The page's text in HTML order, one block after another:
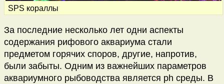
SPS кораллы
За последние несколько лет одни аспекты
содержания рифового аквариума стали
предметом горячих споров, другие, напротив,
были забыты. Одним из важнейших параметров
аквариумного рыбоводства является ph среды. В